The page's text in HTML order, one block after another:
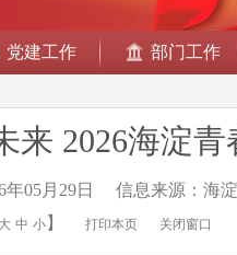
党建工作 部门工作
来 2026海淀
05月29日
信息来源：海
大 中 小 】 打印本页 关闭窗口